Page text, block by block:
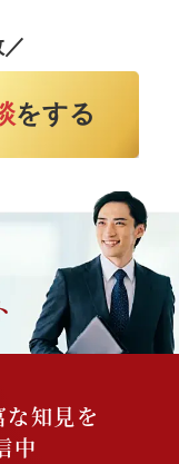
をする
知見を
中